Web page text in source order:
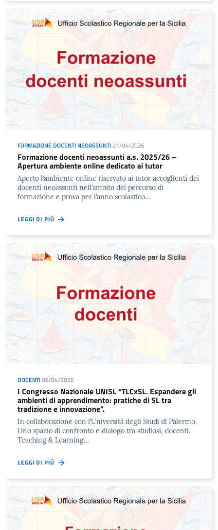
FORMAZIONE DOCENTI NEOASSUNTI 21/04/2026
Formazione docenti neoassunti a.s. 2025/26 –
Apertura ambiente online dedicato ai tutor
Aperto l’ambiente online riservato ai tutor accoglienti dei
docenti neoassunti nell’ambito del percorso di
formazione e prova per l’anno scolastico…
LEGGI DI PIÙ
DOCENTI08/04/2026
I Congresso Nazionale UNISL “TLCxSL. Espandere gli
ambienti di apprendimento: pratiche di SL tra
tradizione e innovazione”.
In collaborazione con l’Università degli Studi di Palermo.
Uno spazio di confronto e dialogo tra studiosi, docenti,
Teaching & Learning…
LEGGI DI PIÙ